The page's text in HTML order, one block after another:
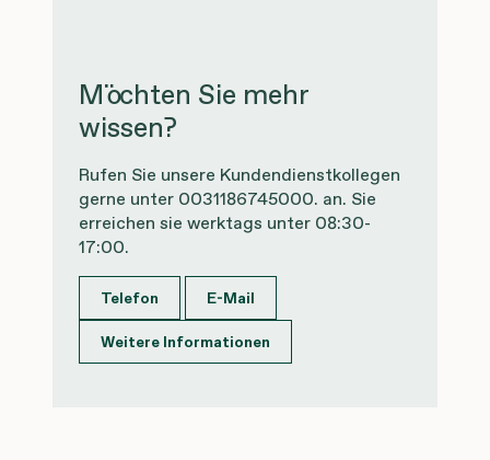
Möchten Sie mehr
wissen?
Rufen Sie unsere Kundendienstkollegen
gerne unter 0031186745000. an. Sie
erreichen sie werktags unter 08:30-
17:00.
Telefon
E-Mail
Weitere Informationen